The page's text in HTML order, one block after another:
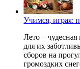
Учимся, играя:
Лето – чудесная
для их
сборов на
громоздких